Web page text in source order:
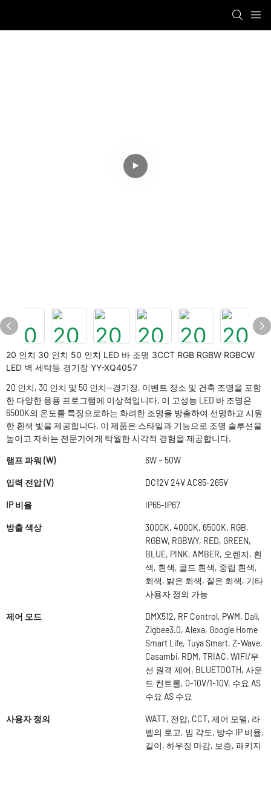
20 인치 30 인치 50 인치 LED 바 조명 3CCT RGB RGBW RGBCW
LED 벽 세탁등 경기장 YY-XQ4057
20 인치, 30 인치 및 50 인치—경기장, 이벤트 장소 및 건축 조명을 포함
한 다양한 응용 프로그램에 이상적입니다. 이 고성능 LED 바 조명은
6500K의 온도를 특징으로하는 화려한 조명을 방출하여 선명하고 시원
한 흰색 빛을 제공합니다. 이 제품은 스타일과 기능으로 조명 솔루션을
높이고 자하는 전문가에게 탁월한 시각적 경험을 제공합니다.
램프 파워 (W) 6W ~ 50W
입력 전압 (V) DC12V 24V AC85-265V
IP 비율 IP65-IP67
방출 색상
3000K, 4000K, 6500K, RGB,
RGBW, RGBWY, RED, GREEN,
BLUE, PINK, AMBER, 오렌지, 흰
색, 흰색, 콜드 흰색, 중립 흰색,
회색, 밝은 회색, 짙은 회색, 기타
사용자 정의 가능
제어 모드
DMX512, RF Control, PWM, Dali,
Zigbee3.0, Alexa, Google Home
Smart Life, Tuya Smart, Z-Wave,
Casambi, RDM, TRIAC, WIFI/무
선 원격 제어, BLUETOOTH, 사운
드 컨트롤, 0-10V/1-10V, 수요 AS
수요 AS 수요
사용자 정의
WATT, 전압, CCT, 제어 모델, 라
벨의 로고, 빔 각도, 방수 IP 비율,
길이, 하우징 마감, 보증, 패키지